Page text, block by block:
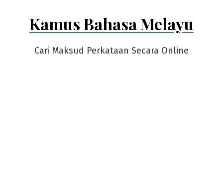
Kamus Bahasa Melayu
Cari Maksud Perkataan Secara Online